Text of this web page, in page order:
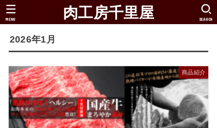
肉工房千里屋 SEARCH
MENU
2026年1月
商品紹介